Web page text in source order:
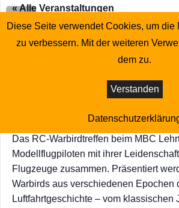
« Alle Veranstaltungen
Diese Veranstaltung hat bereits
Warbird-Treffen
Juli 12 : 20:00
Das RC-Warbirdtreffen beim MBC
Modellflugpiloten mit ihrer
Flugzeuge zusammen. Präsentiert
Warbirds aus verschiedenen Epochen
Luftfahrtgeschichte – vom klassischen
Diese Seite verwendet Cookies, um die
zu verbessern. Mit der weiteren
dem zu.
Verstanden